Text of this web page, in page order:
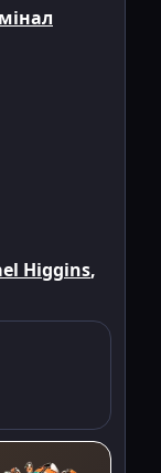
Higgins,